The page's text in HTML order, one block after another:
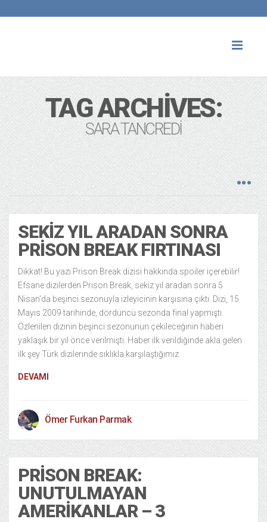
TAG ARCHIVES:
SARA TANCREDI
SEKIZ YIL ARADAN SONRA
PRISON BREAK FIRTINASI
Dikkat! Bu yazı Prison Break dizisi hakkında spoiler içerebilir!
Efsane dizilerden Prison Break, sekiz yıl aradan sonra 5
Nisan’da beşinci sezonuyla izleyicinin karşısına çıktı. Dizi, 15
Mayıs 2009 tarihinde, dördüncü sezonda final yapmıştı.
Özlenilen dizinin beşinci sezonunun çekileceğinin haberi
yaklaşık bir yıl önce verilmişti. Haber ilk verildiğinde akla gelen
ilk şey Türk dizilerinde sıklıkla karşılaştığımız
DEVAMI
Ömer Furkan Parmak
PRISON BREAK:
UNUTULMAYAN
AMERIKANLAR – 3